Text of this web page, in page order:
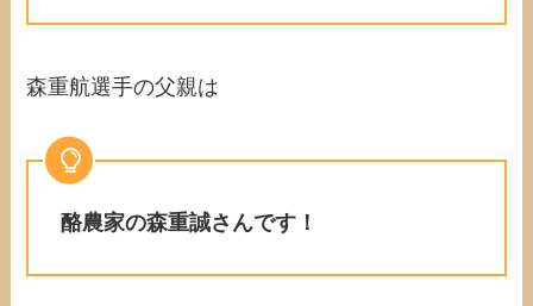
森重航選手の父親は
酪農家の森重誠さんです！